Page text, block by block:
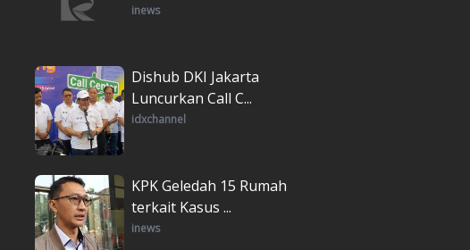
inews
Dishub DKI Jakarta
Luncurkan Call C...
idxchannel
KPK Geledah 15 Rumah
terkait Kasus ...
inews